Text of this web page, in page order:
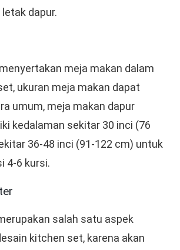
dapur.
meja makan dalam
ukuran meja makan dapat
umum, meja makan dapur
kedalaman sekitar 30 inci (76
36-48 inci (91-122 cm) untuk
4-6 kursi.
salah satu aspek
kitchen set, karena akan